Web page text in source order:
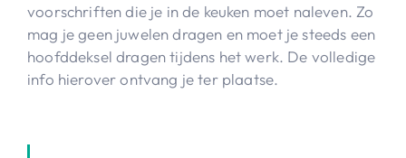
voorschriften die je in de keuken moet naleven. Zo
mag je geen juwelen dragen en moet je steeds een
hoofddeksel dragen tijdens het werk. De volledige
info hierover ontvang je ter plaatse.